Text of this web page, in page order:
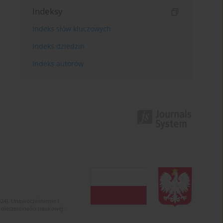
Indeksy
Indeks słów kluczowych
Indeks dziedzin
Indeks autorów